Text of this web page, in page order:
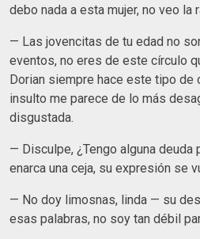
debo nada a esta mujer, no veo la
— Las jovencitas de tu edad no
eventos, no eres de este círculo
Dorian siempre hace este tipo de
insulto me parece de lo más
disgustada.
— Disculpe, ¿Tengo alguna
enarca una ceja, su expresión se
— No doy limosnas, linda — su
esas palabras, no soy tan débil